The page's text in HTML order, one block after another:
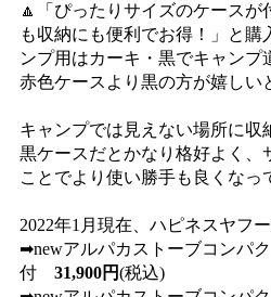
🔼「ぴったりサイズのケースが
も収納にも便利でお得！」と購
ンプ用はカーキ・黒でキャンプ
赤色ケースより黒の方が嬉しい
キャンプでは見えない場所に収
黒ケースだとかなり格好よく、
ことでより使い勝手も良くなっ
2022年1月現在、ハピネスヤフ
➡newアルパカストーブコンパ
付 31,900円(税込)